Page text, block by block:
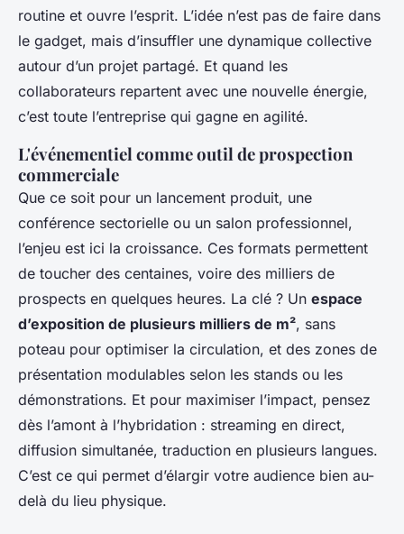
routine et ouvre l’esprit. L’idée n’est pas de faire dans
le gadget, mais d’insuffler une dynamique collective
autour d’un projet partagé. Et quand les
collaborateurs repartent avec une nouvelle énergie,
c’est toute l’entreprise qui gagne en agilité.
L'événementiel comme outil de prospection
commerciale
Que ce soit pour un lancement produit, une
conférence sectorielle ou un salon professionnel,
l’enjeu est ici la croissance. Ces formats permettent
de toucher des centaines, voire des milliers de
prospects en quelques heures. La clé ? Un espace
d’exposition de plusieurs milliers de m², sans
poteau pour optimiser la circulation, et des zones de
présentation modulables selon les stands ou les
démonstrations. Et pour maximiser l’impact, pensez
dès l’amont à l’hybridation : streaming en direct,
diffusion simultanée, traduction en plusieurs langues.
C’est ce qui permet d’élargir votre audience bien au-
delà du lieu physique.